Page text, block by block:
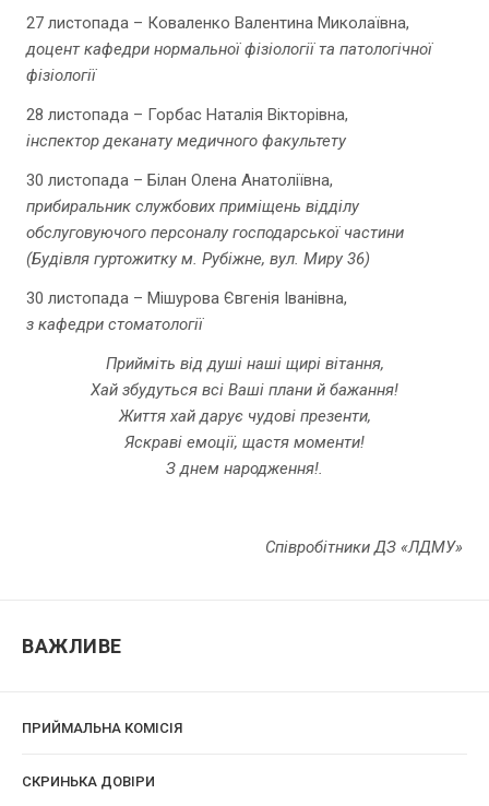
27 листопада – Коваленко Валентина Миколаївна,
доцент кафедри нормальної фізіології та патологічної
фізіології
28 листопада – Горбас Наталія Вікторівна,
інспектор деканату медичного факультету
30 листопада – Білан Олена Анатоліївна,
прибиральник службових приміщень відділу
обслуговуючого персоналу господарської частини
(Будівля гуртожитку м. Рубіжне, вул. Миру 36)
30 листопада – Мішурова Євгенія Іванівна,
з кафедри стоматології
Прийміть від душі наші щирі вітання,
Хай збудуться всі Ваші плани й бажання!
Життя хай дарує чудові презенти,
Яскраві емоції, щастя моменти!
З днем народження!.
Співробітники ДЗ «ЛДМУ»
ВАЖЛИВЕ
ПРИЙМАЛЬНА КОМІСІЯ
CКРИНЬКА ДОВІРИ